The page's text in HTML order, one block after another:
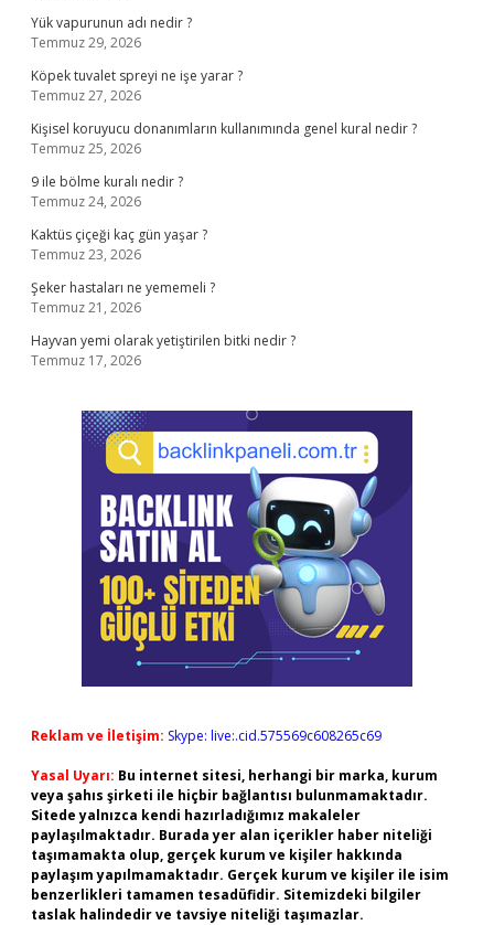
Yük vapurunun adı nedir ?
Temmuz 29, 2026
Köpek tuvalet spreyi ne işe yarar ?
Temmuz 27, 2026
Kişisel koruyucu donanımların kullanımında genel kural nedir ?
Temmuz 25, 2026
9 ile bölme kuralı nedir ?
Temmuz 24, 2026
Kaktüs çiçeği kaç gün yaşar ?
Temmuz 23, 2026
Şeker hastaları ne yememeli ?
Temmuz 21, 2026
Hayvan yemi olarak yetiştirilen bitki nedir ?
Temmuz 17, 2026
Reklam ve İletişim: Skype: live:.cid.575569c608265c69
Yasal Uyarı: Bu internet sitesi, herhangi bir marka, kurum
veya şahıs şirketi ile hiçbir bağlantısı bulunmamaktadır.
Sitede yalnızca kendi hazırladığımız makaleler
paylaşılmaktadır. Burada yer alan içerikler haber niteliği
taşımamakta olup, gerçek kurum ve kişiler hakkında
paylaşım yapılmamaktadır. Gerçek kurum ve kişiler ile isim
benzerlikleri tamamen tesadüfidir. Sitemizdeki bilgiler
taslak halindedir ve tavsiye niteliği taşımazlar.